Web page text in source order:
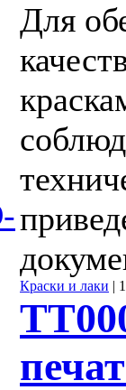
Для
Краски и лаки |